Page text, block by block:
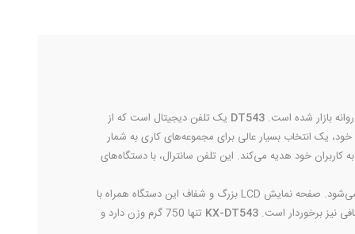
بازار شده است.
یک تلفن دیجیتال است که از
یک انتخاب بسیار عالی برای مجموعه‌های کاری به شمار
خود هدیه می‌کند. این تلفن سانترال، با دستگاه‌‌های
در دو رنگ سیاه و سفید عرضه می‌شود و در هر دو رنگ خود، یک انتخاب عالی برای انواع میزها و دکوراسیون‌های اداری محسوب می‌شود. صفحه نمایش LCD بزرگ و شفاف این دستگاه همراه با
KX-DT543
تنها 750 گرم وزن دارد و